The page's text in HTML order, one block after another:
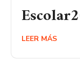
LEER MÁS